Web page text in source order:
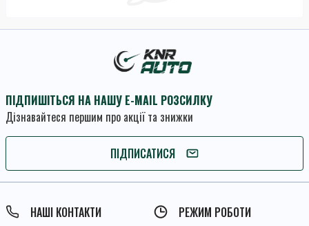
ПІДПИШІТЬСЯ НА НАШУ E-MAIL РОЗСИЛКУ
Дізнавайтеся першим про акції та знижки
ПІДПИСАТИСЯ
ПІДПИШІТЬСЯ
Умови угоди
НАШІ КОНТАКТИ РЕЖИМ РОБОТИ